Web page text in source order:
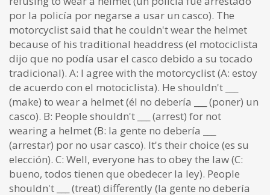
por la policía por negarse a usar un casco). The
motorcyclist said that he couldn't wear the helmet
because of his traditional headdress (el motociclista
dijo que no podía usar el casco debido a su tocado
tradicional). A: I agree with the motorcyclist (A: estoy
de acuerdo con el motociclista). He shouldn't ___
(make) to wear a helmet (él no debería ___ (poner) un
casco). B: People shouldn't ___ (arrest) for not
wearing a helmet (B: la gente no debería ___
(arrestar) por no usar casco). It's their choice (es su
elección). C: Well, everyone has to obey the law (C:
bueno, todos tienen que obedecer la ley). People
shouldn't ___ (treat) differently (la gente no debería